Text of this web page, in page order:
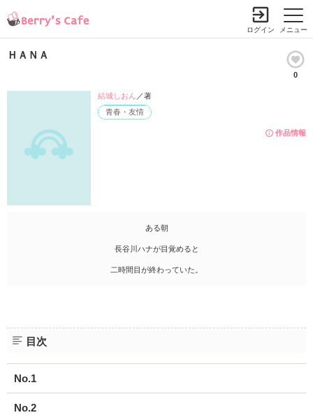
メニュー
ログイン
ＨＡＮＡ
0
作品情報
青春・友情
結城しおん ／著
ある朝
長谷川ハナが目覚めると
二時間目が終わっていた。
目次
No.1
No.2